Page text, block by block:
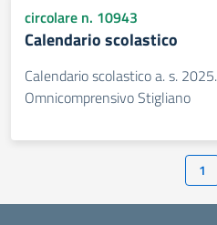
circolare n. 10943
Calendario scolastico
Calendario scolastico a. s.
Omnicomprensivo Stigliano
1